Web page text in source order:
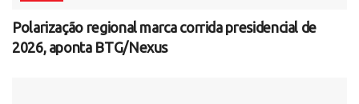
Polarização regional marca corrida presidencial de
2026, aponta BTG/Nexus